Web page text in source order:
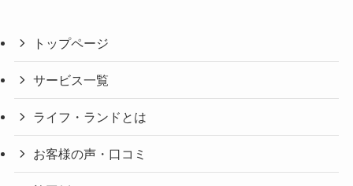
トップページ
サービス一覧
ライフ・ランドとは
お客様の声・口コミ